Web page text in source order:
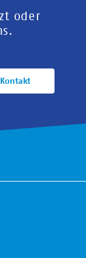
oder
Kontakt